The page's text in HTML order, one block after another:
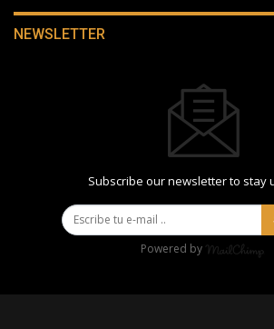
NEWSLETTER
Subscribe our newsletter to stay
Powered by